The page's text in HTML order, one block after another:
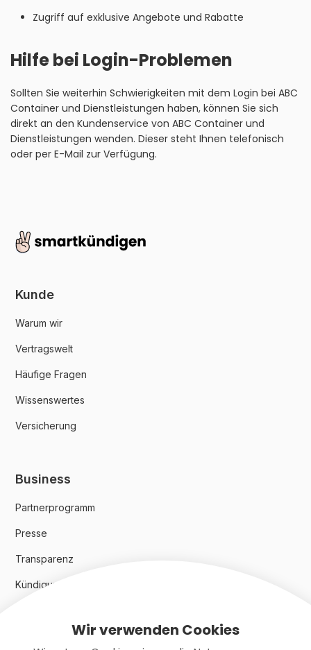
Zugriff auf exklusive Angebote und Rabatte
Hilfe bei Login-Problemen
Sollten Sie weiterhin Schwierigkeiten mit dem Login bei ABC
Container und Dienstleistungen haben, können Sie sich
direkt an den Kundenservice von ABC Container und
Dienstleistungen wenden. Dieser steht Ihnen telefonisch
oder per E-Mail zur Verfügung.
Kunde
Warum wir
Vertragswelt
Häufige Fragen
Wissenswertes
Versicherung
Business
Partnerprogramm
Presse
Transparenz
Kündigungsindex 2024
RechtlichesWir verwenden Cookies